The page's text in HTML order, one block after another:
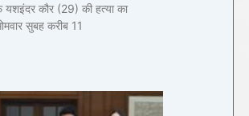
यशइंदर कौर (29) की हत्या का
सुबह करीब 11